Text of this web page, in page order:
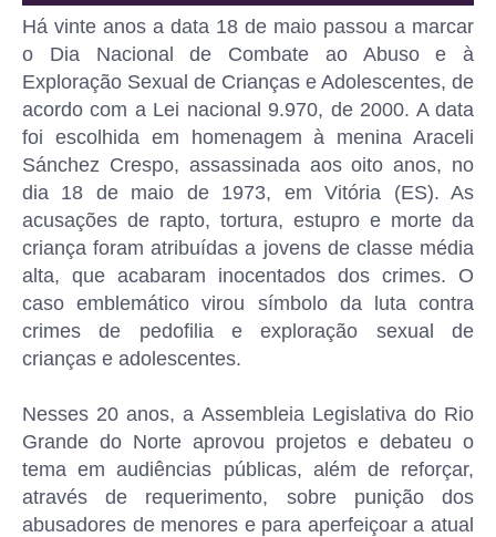
Há vinte anos a data 18 de maio passou a marcar
o Dia Nacional de Combate ao Abuso e à
Exploração Sexual de Crianças e Adolescentes, de
acordo com a Lei nacional 9.970, de 2000. A data
foi escolhida em homenagem à menina Araceli
Sánchez Crespo, assassinada aos oito anos, no
dia 18 de maio de 1973, em Vitória (ES). As
acusações de rapto, tortura, estupro e morte da
criança foram atribuídas a jovens de classe média
alta, que acabaram inocentados dos crimes. O
caso emblemático virou símbolo da luta contra
crimes de pedofilia e exploração sexual de
crianças e adolescentes.
Nesses 20 anos, a Assembleia Legislativa do Rio
Grande do Norte aprovou projetos e debateu o
tema em audiências públicas, além de reforçar,
através de requerimento, sobre punição dos
abusadores de menores e para aperfeiçoar a atual